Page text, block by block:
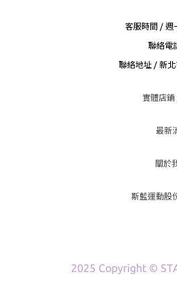
客服時間 / 週
聯絡電
聯絡地址 / 新
實體店
最新
關於
斯藍運動股
2025 Copyright ©